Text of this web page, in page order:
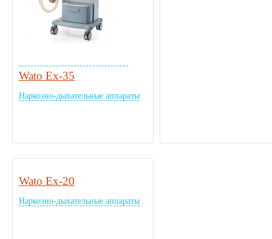
Wato Ex-35
Наркозно-дыхательные аппараты
Wato Ex-20
Наркозно-дыхательные аппараты